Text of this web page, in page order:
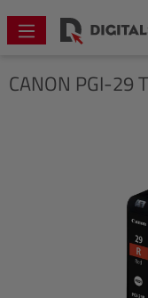
springen
CANON PGI-29